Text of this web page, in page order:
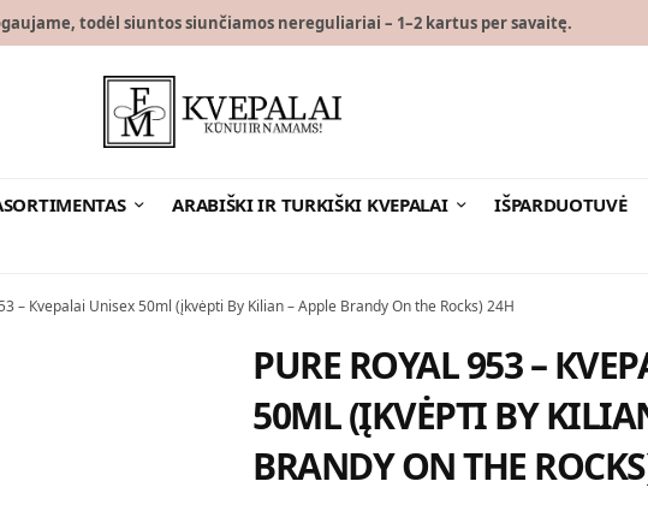
todėl siuntos siunčiamos nereguliariai – 1–2 kartus per savaitę.
ARABIŠKI IR TURKIŠKI KVEPALAI IŠPARDUOTUVĖ
– Кvepalai Unisex 50ml (įkvėpti By Kilian – Apple Brandy On the Rocks) 24H
PURE ROYAL 953 –
50ML (ĮKVĖPTI BY
BRANDY ON THE